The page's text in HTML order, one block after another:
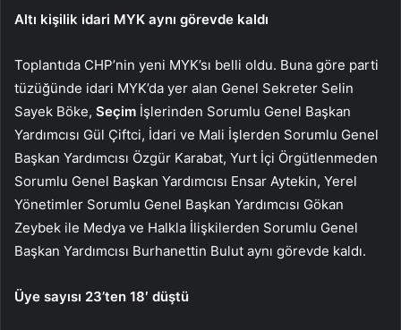
Altı kişilik idari MYK aynı görevde kaldı
Toplantıda CHP’nin yeni MYK’sı belli oldu. Buna göre parti
tüzüğünde idari MYK’da yer alan Genel Sekreter Selin
Sayek Böke, Seçim İşlerinden Sorumlu Genel Başkan
Yardımcısı Gül Çiftci, İdari ve Mali İşlerden Sorumlu Genel
Başkan Yardımcısı Özgür Karabat, Yurt İçi Örgütlenmeden
Sorumlu Genel Başkan Yardımcısı Ensar Aytekin, Yerel
Yönetimler Sorumlu Genel Başkan Yardımcısı Gökan
Zeybek ile Medya ve Halkla İlişkilerden Sorumlu Genel
Başkan Yardımcısı Burhanettin Bulut aynı görevde kaldı.
Üye sayısı 23’ten 18′ düştü